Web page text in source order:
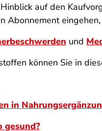
auf den
Abonnement
und
können Sie in
in
gesund?